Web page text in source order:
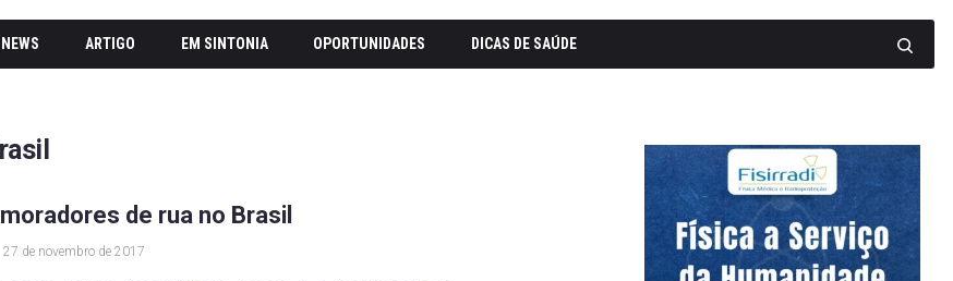
ARTIGO EM SINTONIA OPORTUNIDADES DICAS DE SAÚDE
de rua no Brasil
27 de novembro de 2017